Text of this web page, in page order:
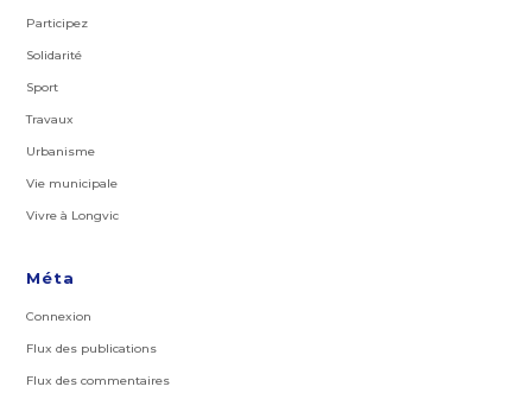
Participez
Solidarité
Sport
Travaux
Urbanisme
Vie municipale
Vivre à Longvic
Méta
Connexion
Flux des publications
Flux des commentaires